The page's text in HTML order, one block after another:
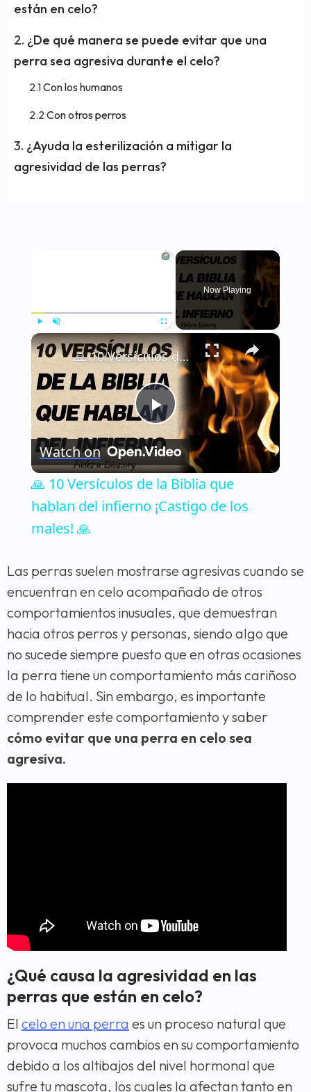
están en celo?
¿De qué manera se puede evitar que una
perra sea agresiva durante el celo?
Con los humanos
Con otros perros
¿Ayuda la esterilización a mitigar la
agresividad de las perras?
×
Play Unmute Fullscreen
Now Playing
×
Play
Video
🙏 10 Versículos de la Biblia que hablan del infierno ¡Castigo de los males! 🙏
Watch on
🙏 10 Versículos de la Biblia que
hablan del infierno ¡Castigo de los
males! 🙏
Las perras suelen mostrarse agresivas cuando se
encuentran en celo acompañado de otros
comportamientos inusuales, que demuestran
hacia otros perros y personas, siendo algo que
no sucede siempre puesto que en otras ocasiones
la perra tiene un comportamiento más cariñoso
de lo habitual. Sin embargo, es importante
comprender este comportamiento y saber
cómo evitar que una perra en celo sea
agresiva.
¿Qué causa la agresividad en las
perras que están en celo?
El celo en una perra es un proceso natural que
provoca muchos cambios en su comportamiento
debido a los altibajos del nivel hormonal que
sufre tu mascota, los cuales la afectan tanto en